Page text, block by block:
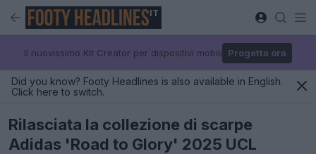
IT
Il nuovissimo Kit Creator per dispositivi mobili Progetta ora
Did you know? Footy Headlines is also available in English.
Click here to switch.
Rilasciata la collezione di scarpe
Adidas 'Road to Glory' 2025 UCL